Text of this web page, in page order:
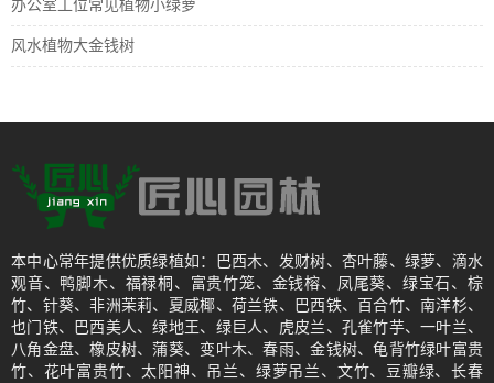
办公室工位常见植物小绿萝
风水植物大金钱树
本中心常年提供优质绿植如：巴西木、发财树、杏叶藤、绿萝、滴水
观音、鸭脚木、福禄桐、富贵竹笼、金钱榕、凤尾葵、绿宝石、棕
竹、针葵、非洲茉莉、夏威椰、荷兰铁、巴西铁、百合竹、南洋杉、
也门铁、巴西美人、绿地王、绿巨人、虎皮兰、孔雀竹芋、一叶兰、
八角金盘、橡皮树、蒲葵、变叶木、春雨、金钱树、龟背竹绿叶富贵
竹、花叶富贵竹、太阳神、吊兰、绿萝吊兰、文竹、豆瓣绿、长春